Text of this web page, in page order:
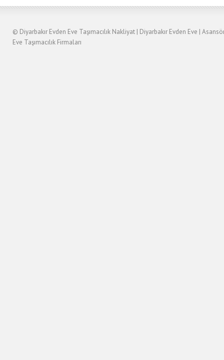
© Diyarbakır Evden Eve Taşımacılık Nakliyat | Diyarbakır Evden Eve |
Eve Taşımacılık Firmaları